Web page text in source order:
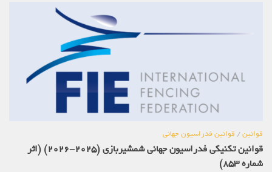
قوانین/قوانین فدراسیون جهانی
قوانین تکنیکی فدراسیون جهانی شمشیربازی (2025-2026) (اثر
شماره 853)